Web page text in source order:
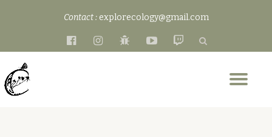
contenu
Contact : explorecology@gmail.com
fa-
fa-
fa-
fa-
fa-